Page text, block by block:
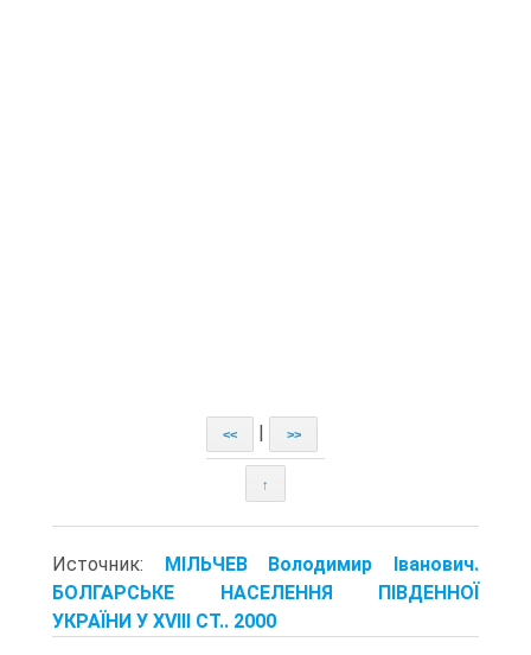
<< >>
↑
Источник: МІЛЬЧЕВ Володимир Іванович.
БОЛГАРСЬКЕ НАСЕЛЕННЯ ПІВДЕННОЇ
УКРАЇНИ У XVIII СТ.. 2000